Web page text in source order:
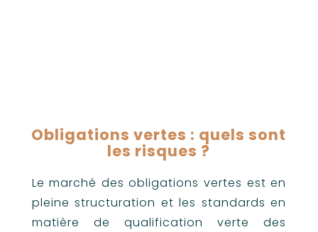
Obligations vertes : quels sont
les risques ?
Le marché des obligations vertes est en
pleine structuration et les standards en
matière de qualification verte des